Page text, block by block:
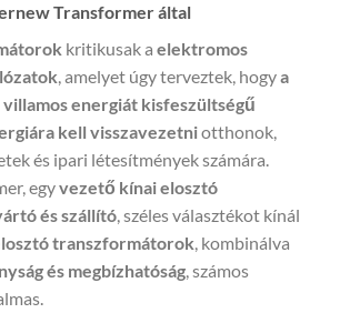
Transformer által
kritikusak a elektromos
, amelyet úgy terveztek, hogya
energiát kisfeszültségű
kell visszavezetniotthonok,
és ipari létesítmények számára.
egyvezető kínai elosztó
és szállító, széles választékot kínál
transzformátorok, kombinálva
és megbízhatóság, számos